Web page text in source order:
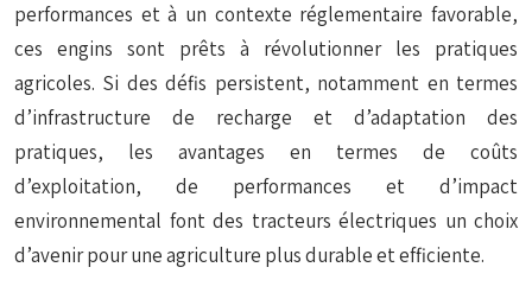
performances et à un contexte réglementaire favorable,
ces engins sont prêts à révolutionner les pratiques
agricoles. Si des défis persistent, notamment en termes
d’infrastructure de recharge et d’adaptation des
pratiques, les avantages en termes de coûts
d’exploitation, de performances et d’impact
environnemental font des tracteurs électriques un choix
d’avenir pour une agriculture plus durable et efficiente.